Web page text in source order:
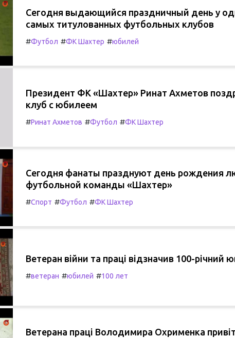
Сегодня выдающийся праздничный день у
самых титулованных футбольных клубов
#Футбол #ФК Шахтер #юбилей
Президент ФК «Шахтер» Ринат Ахметов
клуб с юбилеем
#Ринат Ахметов #Футбол #ФК Шахтер
Сегодня фанаты празднуют день рождения
футбольной команды «Шахтер»
#Спорт #Футбол #ФК Шахтер
Ветеран війни та праці відзначив 100-річний
#ветеран #юбилей #100 лет
Ветерана праці Володимира Охрименка